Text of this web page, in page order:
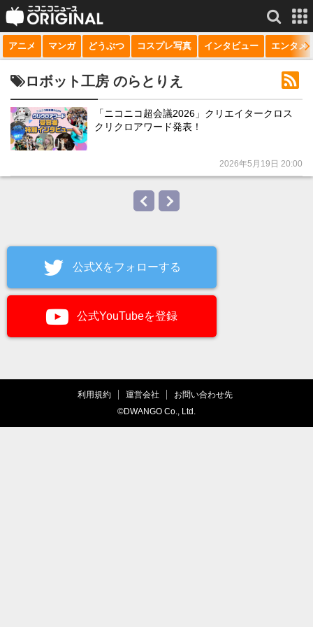
サービス一覧 もっと見る
niconico
動画
生放送
ニコニコQ
アニメ マンガ どうぶつ コスプレ写真 インタビュー エンタメ
ロボット工房 のらとりえ
「ニコニコ超会議2026」クリエイタークロス
クリクロアワード発表！
2026年5月19日 20:00
公式Xをフォローする
公式YouTubeを登録
利用規約 運営会社
お問い合わせ先
©DWANGO Co., Ltd.